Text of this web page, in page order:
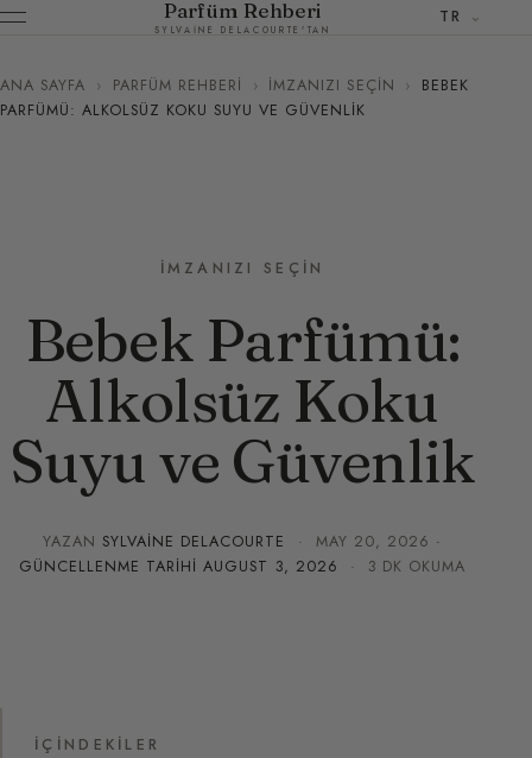
Parfüm Rehberi
SYLVAINE DELACOURTE'TAN
TR
ANA SAYFA › PARFÜM REHBERI › İMZANIZI SEÇIN ›
BEBEK
PARFÜMÜ: ALKOLSÜZ KOKU SUYU VE GÜVENLIK
İMZANIZI SEÇIN
Bebek Parfümü:
Alkolsüz Koku
Suyu ve Güvenlik
YAZAN SYLVAINE DELACOURTE · MAY 20, 2026 ·
GÜNCELLENME TARIHIAUGUST 3, 2026 · 3 DK OKUMA
İÇINDEKILER